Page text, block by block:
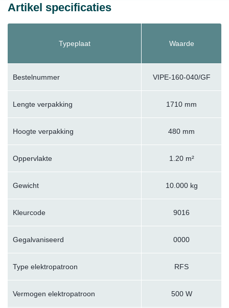
Artikel specificaties
Typeplaat Waarde
Bestelnummer VIPE-160-040/GF
Lengte verpakking 1710 mm
Hoogte verpakking 480 mm
Oppervlakte 1.20 m²
Gewicht 10.000 kg
Kleurcode 9016
Gegalvaniseerd 0000
Type elektropatroon RFS
Vermogen elektropatroon 500 W